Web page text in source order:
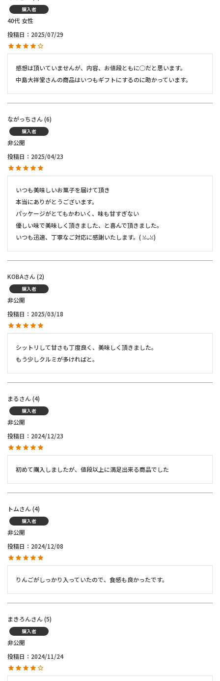
購入者
40代 女性
投稿日
2025/07/29
感想は頂いていませんが、内容、お値段ともに◯だと思います。
中島大祥堂さんの商品はいつもギフトにするのに助かっています。
ながっち 6
購入者
非公開
投稿日
2025/04/23
いつも美味しいお菓子を届けて頂き
本当にありがとうございます。
パッケージがとてもかわいく、味も甘すぎない
優しい味で美味しく頂きました、と喜んで頂きました。
いつも迅速、丁寧なご対応に感謝いたします。(⁠ ⁠ꈍ⁠ᴗ⁠ꈍ⁠)
KOBA 2
購入者
非公開
投稿日
2025/03/18
シットリして甘さも丁度良く、美味しく頂きました。
もう少しクルミが多ければと。
まる 4
購入者
非公開
投稿日
2024/12/23
初めて購入しましたが、値段以上に満足出来る商品でした
トム 4
購入者
非公開
投稿日
2024/12/08
りんごがしっかり入っていたので、食感も良かったです。
まきろん 5
購入者
非公開
投稿日
2024/11/24